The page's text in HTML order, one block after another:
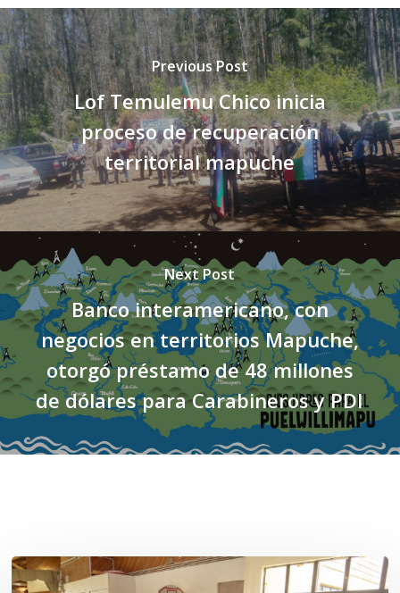
Previous Post
Lof Temulemu Chico inicia
proceso de recuperación
territorial mapuche
Next Post
Banco interamericano, con
negocios en territorios Mapuche,
otorgó préstamo de 48 millones
de dólares para Carabineros y PDI
Toda